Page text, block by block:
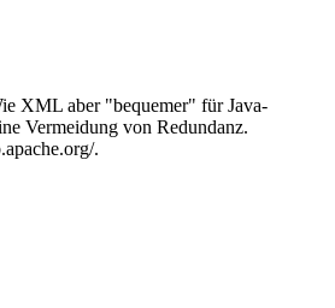
XML aber "bequemer" für Java-
Vermeidung von Redundanz.
.